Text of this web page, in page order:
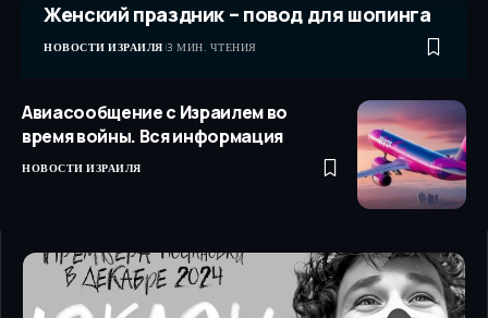
Женский праздник – повод для шопинга
НОВОСТИ ИЗРАИЛЯ 3 МИН. ЧТЕНИЯ
Авиасообщение с Израилем во
время войны. Вся информация
НОВОСТИ ИЗРАИЛЯ